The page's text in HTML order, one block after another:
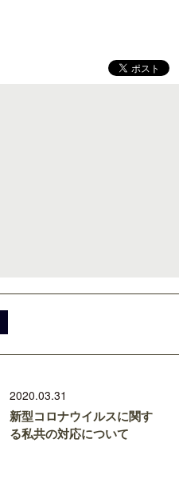
2020.03.31
新型コロナウイルスに関す
る私共の対応について